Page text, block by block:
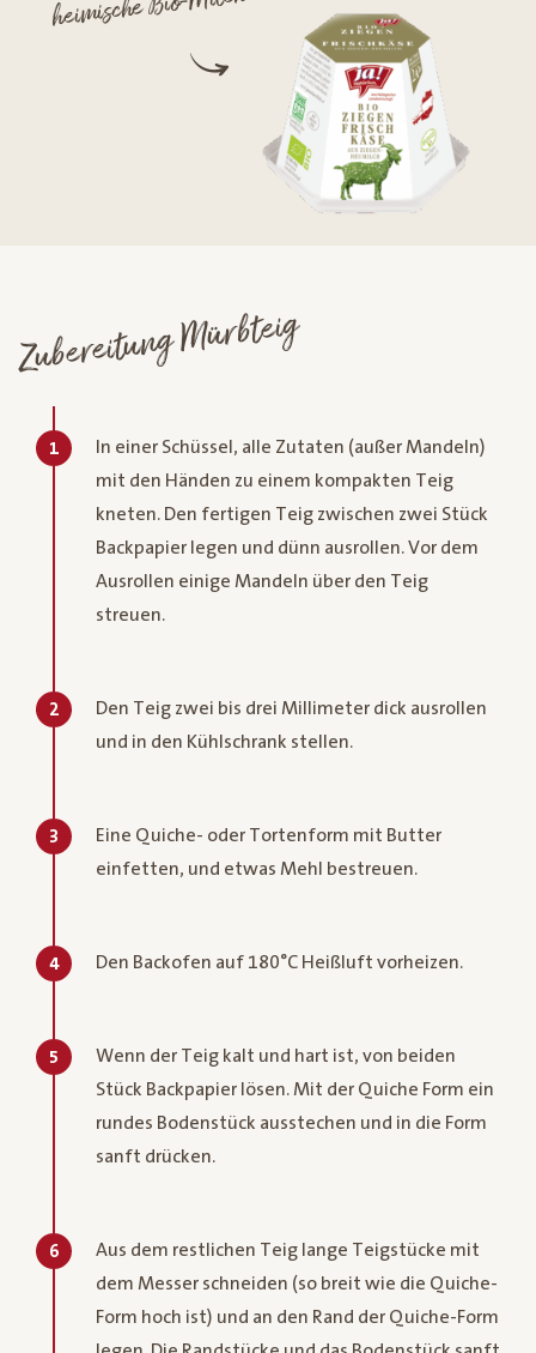
Zubereitung Mürbteig
1
In einer Schüssel, alle Zutaten (außer Mandeln)
mit den Händen zu einem kompakten Teig
kneten. Den fertigen Teig zwischen zwei Stück
Backpapier legen und dünn ausrollen. Vor dem
Ausrollen einige Mandeln über den Teig
streuen.
2
Den Teig zwei bis drei Millimeter dick ausrollen
und in den Kühlschrank stellen.
3
Eine Quiche- oder Tortenform mit Butter
einfetten, und etwas Mehl bestreuen.
4 Den Backofen auf 180°C Heißluft vorheizen.
5
Wenn der Teig kalt und hart ist, von beiden
Stück Backpapier lösen. Mit der Quiche Form ein
rundes Bodenstück ausstechen und in die Form
sanft drücken.
6
Aus dem restlichen Teig lange Teigstücke mit
dem Messer schneiden (so breit wie die Quiche-
Form hoch ist) und an den Rand der Quiche-Form